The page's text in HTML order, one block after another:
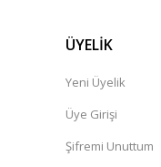
Güner Aydın
ÜYELİK
Yeni Üyelik
Üye Girişi
Şifremi Unuttum